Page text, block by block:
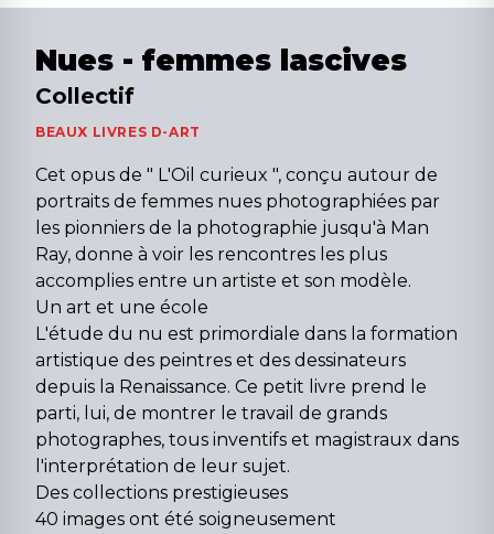
Nues - femmes lascives
Collectif
BEAUX LIVRES D-ART
Cet opus de " L'Oil curieux ", conçu autour de
portraits de femmes nues photographiées par
les pionniers de la photographie jusqu'à Man
Ray, donne à voir les rencontres les plus
accomplies entre un artiste et son modèle.
Un art et une école
L'étude du nu est primordiale dans la formation
artistique des peintres et des dessinateurs
depuis la Renaissance. Ce petit livre prend le
parti, lui, de montrer le travail de grands
photographes, tous inventifs et magistraux dans
l'interprétation de leur sujet.
Des collections prestigieuses
40 images ont été soigneusement